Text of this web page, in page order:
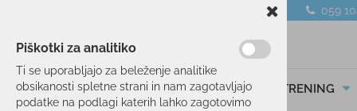
059
SMUČANJE TEK/TRENING
Piškotki za analitiko
Ti se uporabljajo za beleženje analitike
obsikanosti spletne strani in nam zagotavljajo
podatke na podlagi katerih lahko zagotovimo